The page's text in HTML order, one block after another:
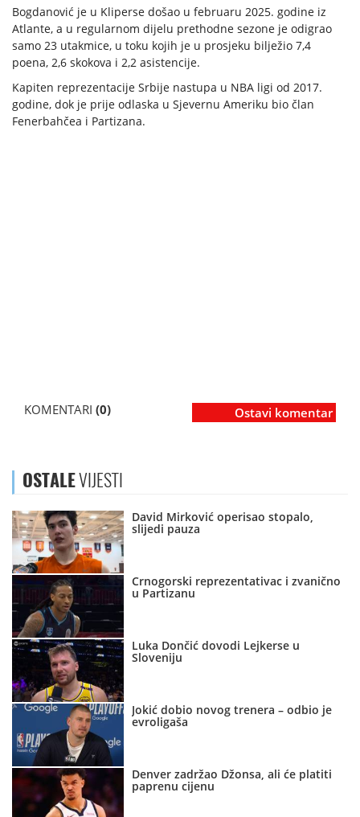
Bogdanović je u Kliperse došao u februaru 2025. godine iz
Atlante, a u regularnom dijelu prethodne sezone je odigrao
samo 23 utakmice, u toku kojih je u prosjeku bilježio 7,4
poena, 2,6 skokova i 2,2 asistencije.
Kapiten reprezentacije Srbije nastupa u NBA ligi od 2017.
godine, dok je prije odlaska u Sjevernu Ameriku bio član
Fenerbahčea i Partizana.
KOMENTARI (0) Ostavi komentar
OSTALEVIJESTI
David Mirković operisao stopalo,
slijedi pauza
Crnogorski reprezentativac i zvanično
u Partizanu
Luka Dončić dovodi Lejkerse u
Sloveniju
Jokić dobio novog trenera – odbio je
evroligaša
Denver zadržao Džonsa, ali će platiti
paprenu cijenu